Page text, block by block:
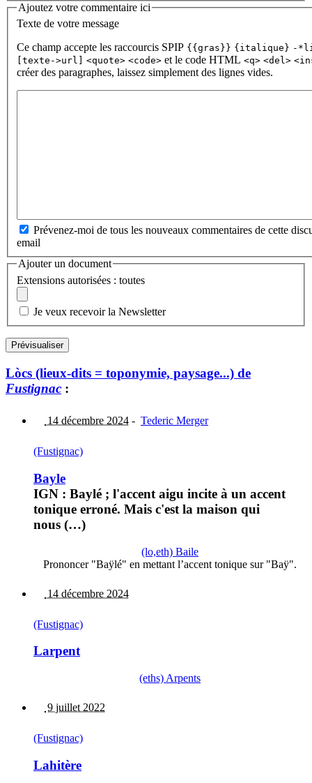
Ajoutez votre commentaire ici
Texte de votre message
Ce champ accepte les raccourcis SPIP {{gras}} {italique} -
[texte->url]
<quote> <code> et le code HTML <q> <del>
créer des paragraphes, laissez simplement des lignes vides.
Prévenez-moi de tous les nouveaux commentaires de cette
email
Ajouter un document
Extensions autorisées : toutes
Je veux recevoir la Newsletter
Lòcs (lieux-dits = toponymie, paysage...) de
Fustignac :
14 décembre 2024 - Tederic Merger
(Fustignac)
Bayle
IGN : Baylé ; l'accent aigu incite à un accent
tonique erroné. Mais c'est la maison qui
nous (…)
(lo,eth) Baile
Prononcer "Baÿlé" en mettant l’accent tonique sur "Baÿ".
14 décembre 2024
(Fustignac)
Larpent
(eths) Arpents
9 juillet 2022
(Fustignac)
Lahitère